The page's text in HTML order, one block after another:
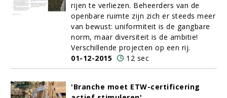
rijen te verliezen. Beheerders van de
openbare ruimte zijn zich er steeds meer
van bewust: uniformiteit is de gangbare
norm, maar diversiteit is de ambitie!
Verschillende projecten op een rij.
01-12-2015
12 sec
'Branche moet ETW-certificering